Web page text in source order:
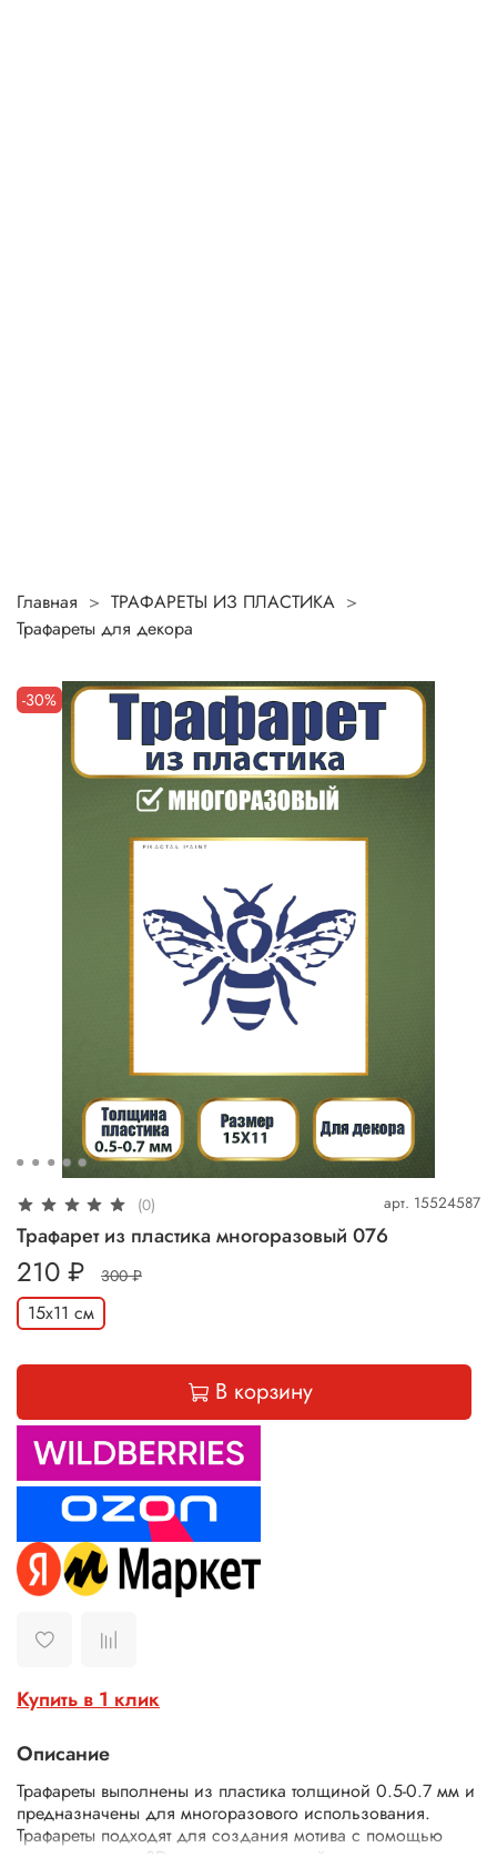
Главная
ТРАФАРЕТЫ ИЗ ПЛАСТИКА
Трафареты для декора
-30%
(0) арт. 15524587
Трафарет из пластика многоразовый 076
210 ₽ 300 ₽
15х11 см
В корзину
Купить в 1 клик
Описание
Трафареты выполнены из пластика толщиной 0.5-0.7 мм и
предназначены для многоразового использования.
Трафареты подходят для создания мотива с помощью